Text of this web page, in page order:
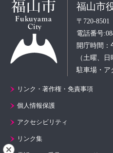
福山市
〒720-
電話番号
開庁時間：
（土曜、
駐車場・ア
リンク・著作権・免責事項
個人情報保護
アクセシビリティ
リンク集